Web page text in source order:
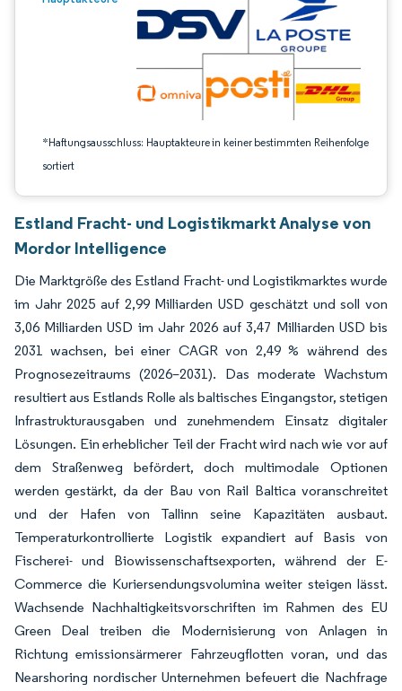
*Haftungsausschluss: Hauptakteure in keiner bestimmten Reihenfolge
sortiert
Estland Fracht- und Logistikmarkt Analyse von
Mordor Intelligence
Die Marktgröße des Estland Fracht- und Logistikmarktes wurde
im Jahr 2025 auf 2,99 Milliarden USD geschätzt und soll von
3,06 Milliarden USD im Jahr 2026 auf 3,47 Milliarden USD bis
2031 wachsen, bei einer CAGR von 2,49 % während des
Prognosezeitraums (2026–2031). Das moderate Wachstum
resultiert aus Estlands Rolle als baltisches Eingangstor, stetigen
Infrastrukturausgaben und zunehmendem Einsatz digitaler
Lösungen. Ein erheblicher Teil der Fracht wird nach wie vor auf
dem Straßenweg befördert, doch multimodale Optionen
werden gestärkt, da der Bau von Rail Baltica voranschreitet
und der Hafen von Tallinn seine Kapazitäten ausbaut.
Temperaturkontrollierte Logistik expandiert auf Basis von
Fischerei- und Biowissenschaftsexporten, während der E-
Commerce die Kuriersendungsvolumina weiter steigen lässt.
Wachsende Nachhaltigkeitsvorschriften im Rahmen des EU
Green Deal treiben die Modernisierung von Anlagen in
Richtung emissionsärmerer Fahrzeugflotten voran, und das
Nearshoring nordischer Unternehmen befeuert die Nachfrage